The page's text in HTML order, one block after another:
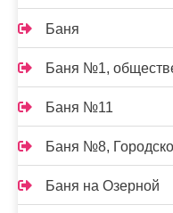
Баня
Баня №1,
Баня №11
Баня №8,
Баня на Озерной